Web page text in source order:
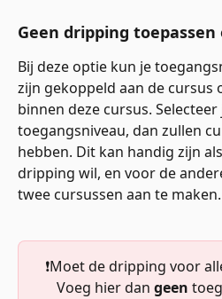
Geen dripping toepassen
Bij deze optie kun je
zijn gekoppeld aan de cursus
binnen deze cursus. Selecteer
toegangsniveau, dan zullen
hebben. Dit kan handig zijn
dripping wil, en voor de
twee cursussen aan te maken.
❗️Moet de dripping voor
Voeg hier dan geen